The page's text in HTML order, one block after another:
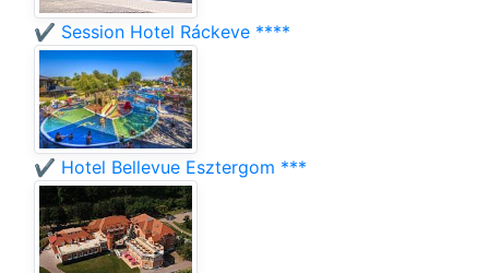
✔️ Session Hotel Ráckeve ****
✔️ Hotel Bellevue Esztergom ***